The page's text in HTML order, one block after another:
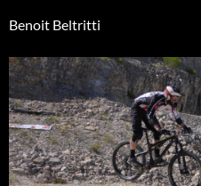
Benoit Beltritti